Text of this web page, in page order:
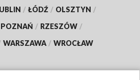
/ ŁÓDŹ / OLSZTYN /
POZNAŃ / RZESZÓW /
WARSZAWA / WROCŁAW